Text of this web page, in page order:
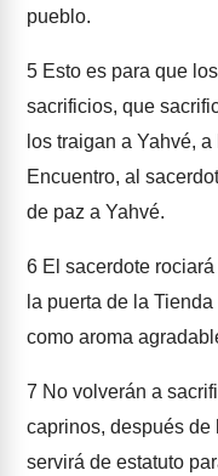
pueblo.
5 Esto es para que
sacrificios, que
los traigan a Yahvé,
Encuentro, al
de paz a Yahvé.
6 El sacerdote
la puerta de la
como aroma
7 No volverán a
caprinos, después de
servirá de estatuto